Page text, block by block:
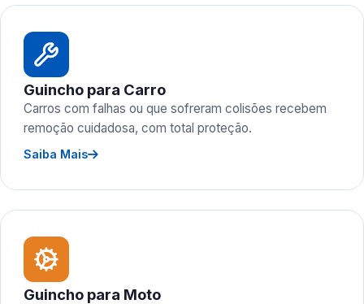
Guincho para Carro
Carros com falhas ou que sofreram colisões recebem
remoção cuidadosa, com total proteção.
Saiba Mais
Guincho para Moto